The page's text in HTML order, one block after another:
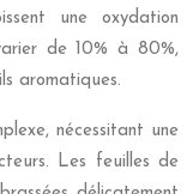
une oxydation
de 10% à 80%,
aromatiques.
nécessitant une
Les feuilles de